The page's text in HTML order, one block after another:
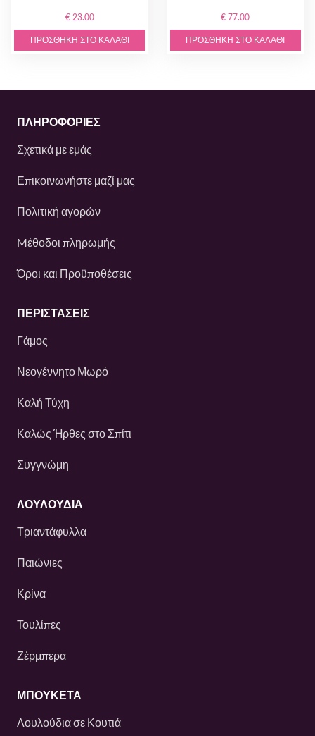
€ 23.00
ΠΡΟΣΘΉΚΗ ΣΤΟ ΚΑΛΆΘΙ
€ 77.00
ΠΡΟΣΘΉΚΗ ΣΤΟ ΚΑΛΆΘΙ
ΠΛΗΡΟΦΟΡΙΕΣ
Σχετικά με εμάς
Επικοινωνήστε μαζί μας
Πολιτική αγορών
Mέθοδοι πληρωμής
Όροι και Προϋποθέσεις
ΠΕΡΙΣΤΆΣΕΙΣ
Γάμος
Νεογέννητο Μωρό
Καλή Τύχη
Καλώς Ήρθες στο Σπίτι
Συγγνώμη
ΛΟΥΛΟΎΔΙΑ
Τριαντάφυλλα
Παιώνιες
Κρίνα
Τουλίπες
Ζέρμπερα
ΜΠΟΥΚΕΤΑ
Λουλούδια σε Κουτιά